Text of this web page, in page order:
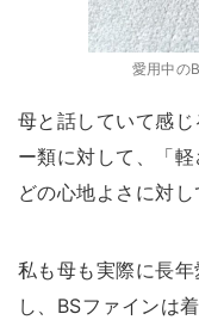
愛用中の
母と話していて感
ー類に対して、「
どの心地よさに対し
私も母も実際に長
し、BSファインは